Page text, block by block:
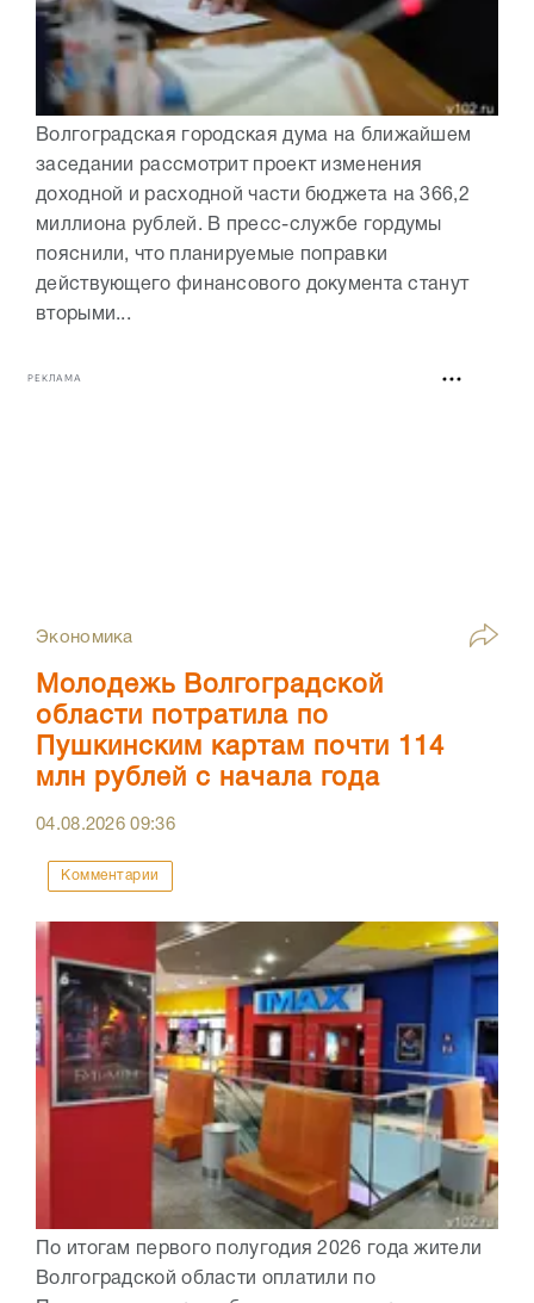
Волгоградская городская дума на ближайшем
заседании рассмотрит проект изменения
доходной и расходной части бюджета на 366,2
миллиона рублей. В пресс-службе гордумы
пояснили, что планируемые поправки
действующего финансового документа станут
вторыми...
РЕКЛАМА
Экономика
Молодежь Волгоградской
области потратила по
Пушкинским картам почти 114
млн рублей с начала года
04.08.202609:36
Комментарии
По итогам первого полугодия 2026 года жители
Волгоградской области оплатили по